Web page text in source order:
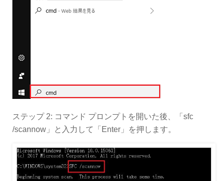
ステップ 2: コマンド プロンプトを開いた後、「sfc
/scannow」と入力して「Enter」を押します。